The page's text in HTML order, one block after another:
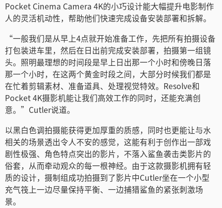
Pocket Cinema Camera 4K的小巧设计能大幅提升电影制作
人的灵活机动性，帮助他们快速完成设备安装部署和拆解。
“一般我们是从早上4点就开始准备工作，先把所有拍摄设备
打包装进车里，然后在日出前完成安装部署，拍摄第一组镜
头。照明最理想的时间段是早上日出那一个小时和傍晚日落
那一个小时，在这两个黄金时段之间，大部分时候我们都是
在忙着剪辑素材、准备道具、处理视觉特效。Resolve和
Pocket 4K摄影机能让我们高效工作的同时，还能充满创
意。”Cutler说道。
以黑白色调拍摄能获得更加厚重的质感，同时也更能让与水
相关的场景透出令人不安的感觉，这能有利于创作出一部戏
剧性极强、角色特点突出的影片，不落入鲨鱼袭击类影片的
俗套，从而牵动观众的每一根神经。由于这款摄影机拥有轻
质的设计，摄制组成功拍摄到了影片中Cutler坐在一个小型
充气筏上一边尽量保持平衡、一边捕猎鲨鱼的紧张刺激场
景。